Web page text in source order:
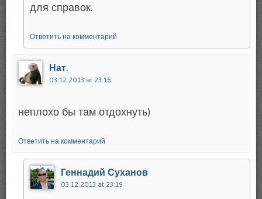
для справок.
Ответить на комментарий
Нат.
03.12.2013 at 23:16
неплохо бы там отдохнуть)
Ответить на комментарий
Геннадий Суханов
03.12.2013 at 23:19